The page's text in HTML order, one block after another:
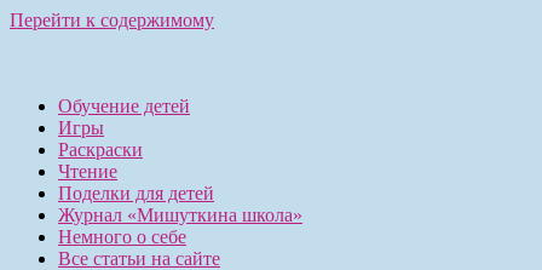
Перейти к содержимому
Обучение детей
Игры
Раскраски
Чтение
Поделки для детей
Журнал «Мишуткина школа»
Немного о себе
Все статьи на сайте